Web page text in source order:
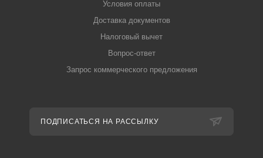
Условия оплаты
Доставка документов
Налоговый вычет
Вопрос-ответ
Запрос коммерческого предложения
ПОДПИСАТЬСЯ НА РАССЫЛКУ